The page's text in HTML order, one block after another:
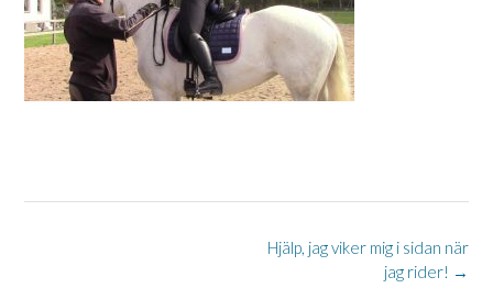
Hjälp, jag viker mig i sidan när
jag rider! →